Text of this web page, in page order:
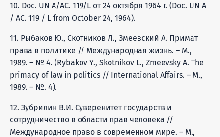
10. Doc. UN A/AC. 119/L от 24 октября 1964 г. (Doc. UN A
/ AC. 119 / L from October 24, 1964).
11. Рыбаков Ю., Скотников Л., Змеевский А. Примат
права в политике // Международная жизнь. – М.,
1989. – № 4. (Rybakov Y., Skotnikov L., Zmeevsky A. The
primacy of law in politics // International Affairs. – M.,
1989. – №. 4).
12. Зубрилин В.И. Суверенитет государств и
сотрудничество в области прав человека //
Международное право в современном мире. – М.,